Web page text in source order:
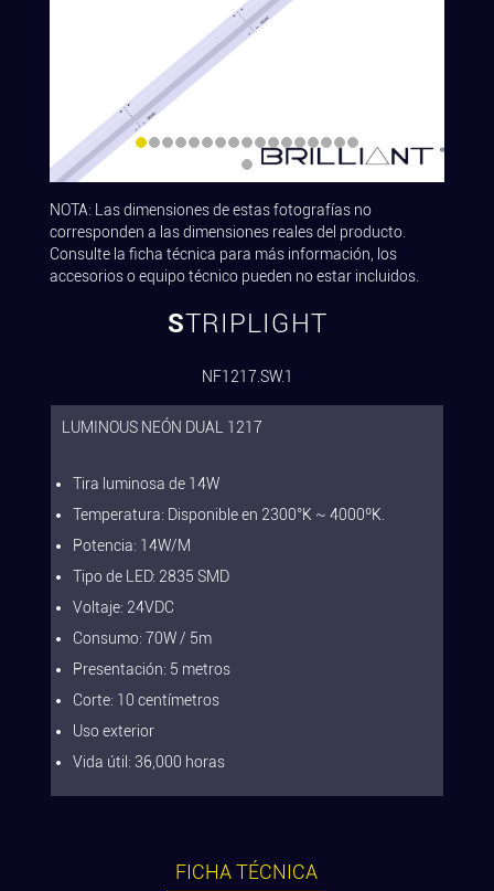
NOTA: Las dimensiones de estas fotografías no
corresponden a las dimensiones reales del producto.
Consulte la ficha técnica para más información, los
accesorios o equipo técnico pueden no estar incluidos.
STRIPLIGHT
NF1217.SW.1
LUMINOUS NEÓN DUAL 1217
Tira luminosa de 14W
Temperatura: Disponible en 2300°K ~ 4000ºK.
Potencia: 14W/M
Tipo de LED: 2835 SMD
Voltaje: 24VDC
Consumo: 70W / 5m
Presentación: 5 metros
Corte: 10 centímetros
Uso exterior
Vida útil: 36,000 horas
FICHA TÉCNICA